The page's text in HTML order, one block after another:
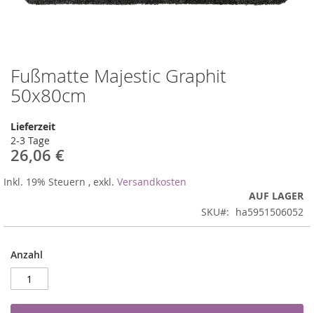
Fußmatte Majestic Graphit
50x80cm
Lieferzeit
2-3 Tage
26,06 €
Inkl. 19% Steuern , exkl. Versandkosten
AUF LAGER
SKU
ha5951506052
Anzahl
Zum
Anfang
der
springen